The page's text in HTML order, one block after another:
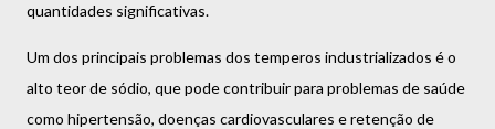
quantidades significativas.
Um dos principais problemas dos temperos industrializados é o
alto teor de sódio, que pode contribuir para problemas de saúde
como hipertensão, doenças cardiovasculares e retenção de